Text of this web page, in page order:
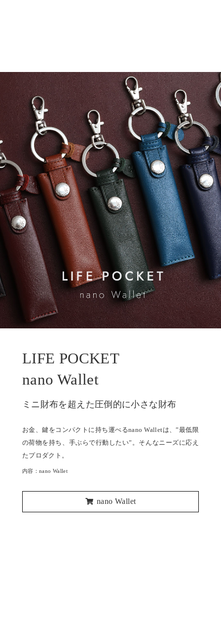
LIFE POCKET
nano Wallet
ミニ財布を超えた圧倒的に小さな財布
お金、鍵をコンパクトに持ち運べるnano Walletは、”最低限
の荷物を持ち、手ぶらで行動したい”。そんなニーズに応え
たプロダクト。
内容：nano Wallet
nano Wallet